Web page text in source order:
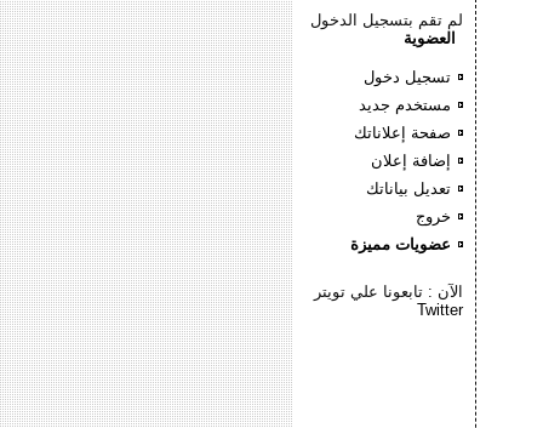
لم تقم بتسجيل الدخول
العضوية
تسجيل دخول
مستخدم جديد
صفحة إعلاناتك
إضافة إعلان
تعديل بياناتك
خروج
عضويات مميزة
الآن : تابعونا علي تويتر
Twitter